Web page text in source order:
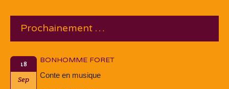
Prochainement …
18
Sep
BONHOMME FORET
Conte en musique